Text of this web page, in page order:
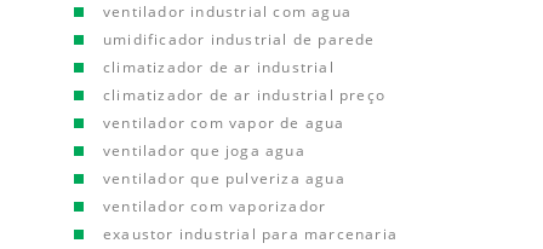
ventilador industrial com agua
umidificador industrial de parede
climatizador de ar industrial
climatizador de ar industrial preço
ventilador com vapor de agua
ventilador que joga agua
ventilador que pulveriza agua
ventilador com vaporizador
exaustor industrial para marcenaria